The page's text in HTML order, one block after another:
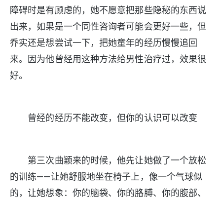
障碍时是有顾虑的，她不愿意把那些隐秘的东西说
出来，如果是一个同性咨询者可能会更好一些，但
乔实还是想尝试一下，把她童年的经历慢慢追回
来。因为他曾经用这种方法给男性治疗过，效果很
好。
曾经的经历不能改变，但你的认识可以改变
第三次曲颖来的时候，他先让她做了一个放松
的训练——让她舒服地坐在椅子上，像一个气球似
的，让她想象：你的脑袋、你的胳膊、你的腹部、